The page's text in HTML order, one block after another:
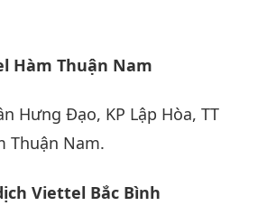
Hàm Thuận Nam
Hưng Đạo, KP Lập Hòa, TT
Thuận Nam.
Viettel Bắc Bình